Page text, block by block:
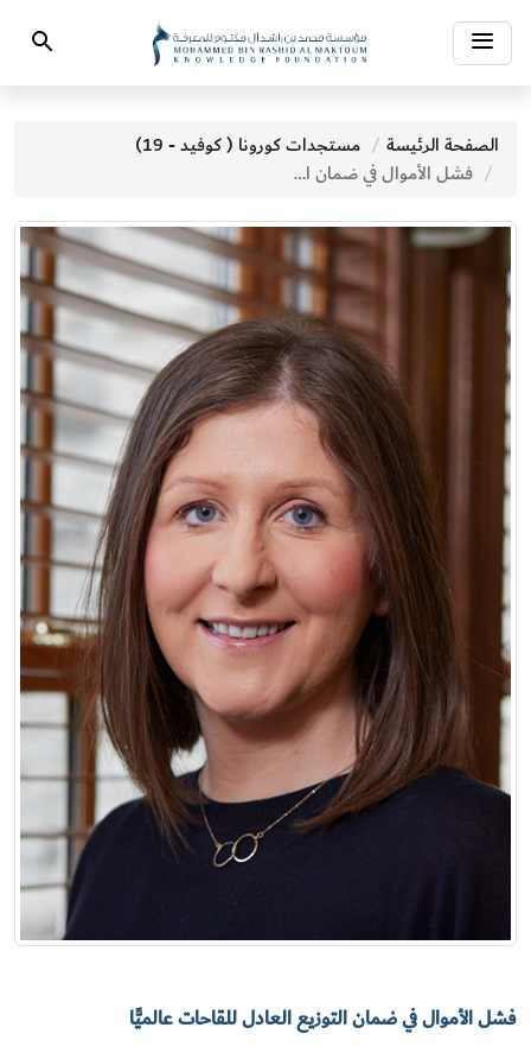
Toggle
navigation
Search
الصفحة الرئيسة
مستجدات كورونا ( كوفيد - 19)
فشل الأموال في ضمان التوزيع العادل للقاحات عالميًّا
فشل الأموال في ضمان التوزيع العادل للقاحات عالميًّا